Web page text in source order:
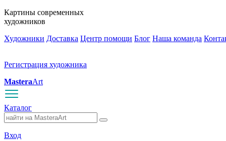
Картины современных
художников
Художники Доставка Центр помощи Блог Наша команда
Регистрация художника
MasteraArt
Каталог
Вход